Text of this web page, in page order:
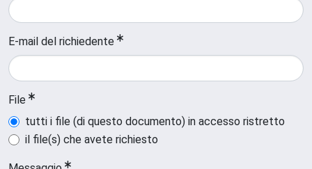
E-mail del richiedente
File
tutti i file (di questo documento) in accesso ristretto
il file(s) che avete richiesto